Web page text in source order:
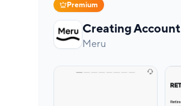
Premium
Creating Account
Meru